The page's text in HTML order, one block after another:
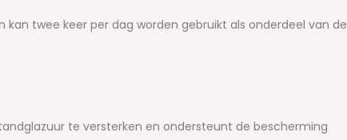
kan twee keer per dag worden gebruikt als onderdeel van de
te versterken en ondersteunt de bescherming